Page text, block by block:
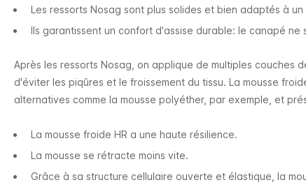
Les ressorts Nosag sont plus solides et bien adaptés à un
Ils garantissent un confort d'assise durable: le canapé ne
Après les ressorts Nosag, on applique de multiples couches
d'éviter les piqûres et le froissement du tissu. La mousse
alternatives comme la mousse polyéther, par exemple, et
La mousse froide HR a une haute résilience​.
La mousse se rétracte moins vite.
Grâce à sa structure cellulaire ouverte et élastique, la